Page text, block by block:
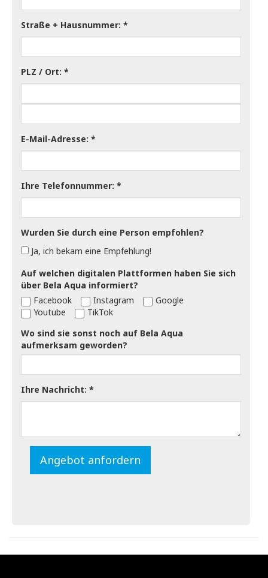
Straße + Hausnummer:
PLZ / Ort:
E-Mail-Adresse:
Ihre Telefonnummer:
Wurden Sie durch eine Person empfohlen?
Ja, ich bekam eine Empfehlung!
Auf welchen digitalen Plattformen haben Sie sich
über Bela Aqua informiert?
Facebook
Instagram
Google
Youtube
TikTok
Wo sind sie sonst noch auf Bela Aqua
aufmerksam geworden?
Ihre Nachricht:
Angebot anfordern